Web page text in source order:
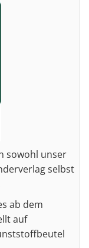
sowohl unser
selbst
ab dem
auf